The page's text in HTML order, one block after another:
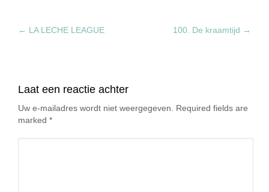
← LA LECHE LEAGUE 100. De kraamtijd →
Laat een reactie achter
Uw e-mailadres wordt niet weergegeven. Required fields are
marked *